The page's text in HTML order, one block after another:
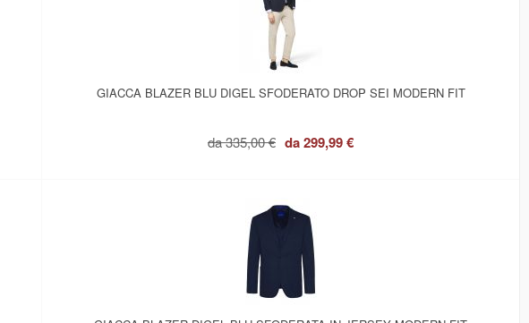
GIACCA BLAZER BLU DIGEL SFODERATO DROP SEI MODERN FIT
da335,00 € da299,99 €